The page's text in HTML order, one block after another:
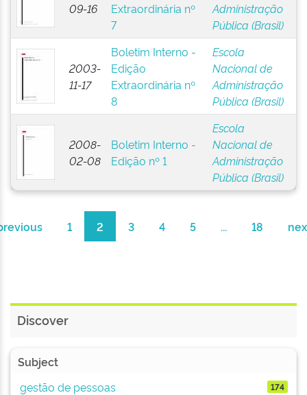
09-16
Extraordinária nº
7
Administração
Pública (Brasil)
2003-
11-17
Boletim Interno -
Edição
Extraordinária nº
8
Escola
Nacional de
Administração
Pública (Brasil)
2008-
02-08
Boletim Interno -
Edição nº 1
Escola
Nacional de
Administração
Pública (Brasil)
1 2 3 4 5 ... 18
Discover
Subject
gestão de pessoas
174